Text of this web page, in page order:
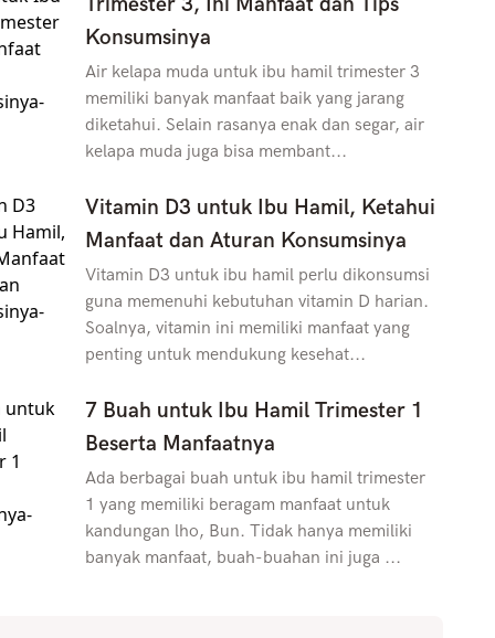
Konsumsinya
Air kelapa muda untuk ibu hamil trimester 3
memiliki banyak manfaat baik yang jarang
diketahui. Selain rasanya enak dan segar, air
kelapa muda juga bisa membant...
Vitamin D3 untuk Ibu Hamil, Ketahui
Manfaat dan Aturan Konsumsinya
Vitamin D3 untuk ibu hamil perlu dikonsumsi
guna memenuhi kebutuhan vitamin D harian.
Soalnya, vitamin ini memiliki manfaat yang
penting untuk mendukung kesehat...
7 Buah untuk Ibu Hamil Trimester 1
Beserta Manfaatnya
Ada berbagai buah untuk ibu hamil trimester
1 yang memiliki beragam manfaat untuk
kandungan lho, Bun. Tidak hanya memiliki
banyak manfaat, buah-buahan ini juga ...